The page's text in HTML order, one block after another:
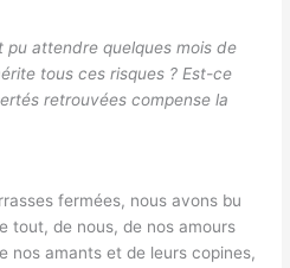
pu attendre quelques mois de
tous ces risques ? Est-ce
retrouvées compense la
fermées, nous avons bu
tout, de nous, de nos amours
nos amants et de leurs copines,